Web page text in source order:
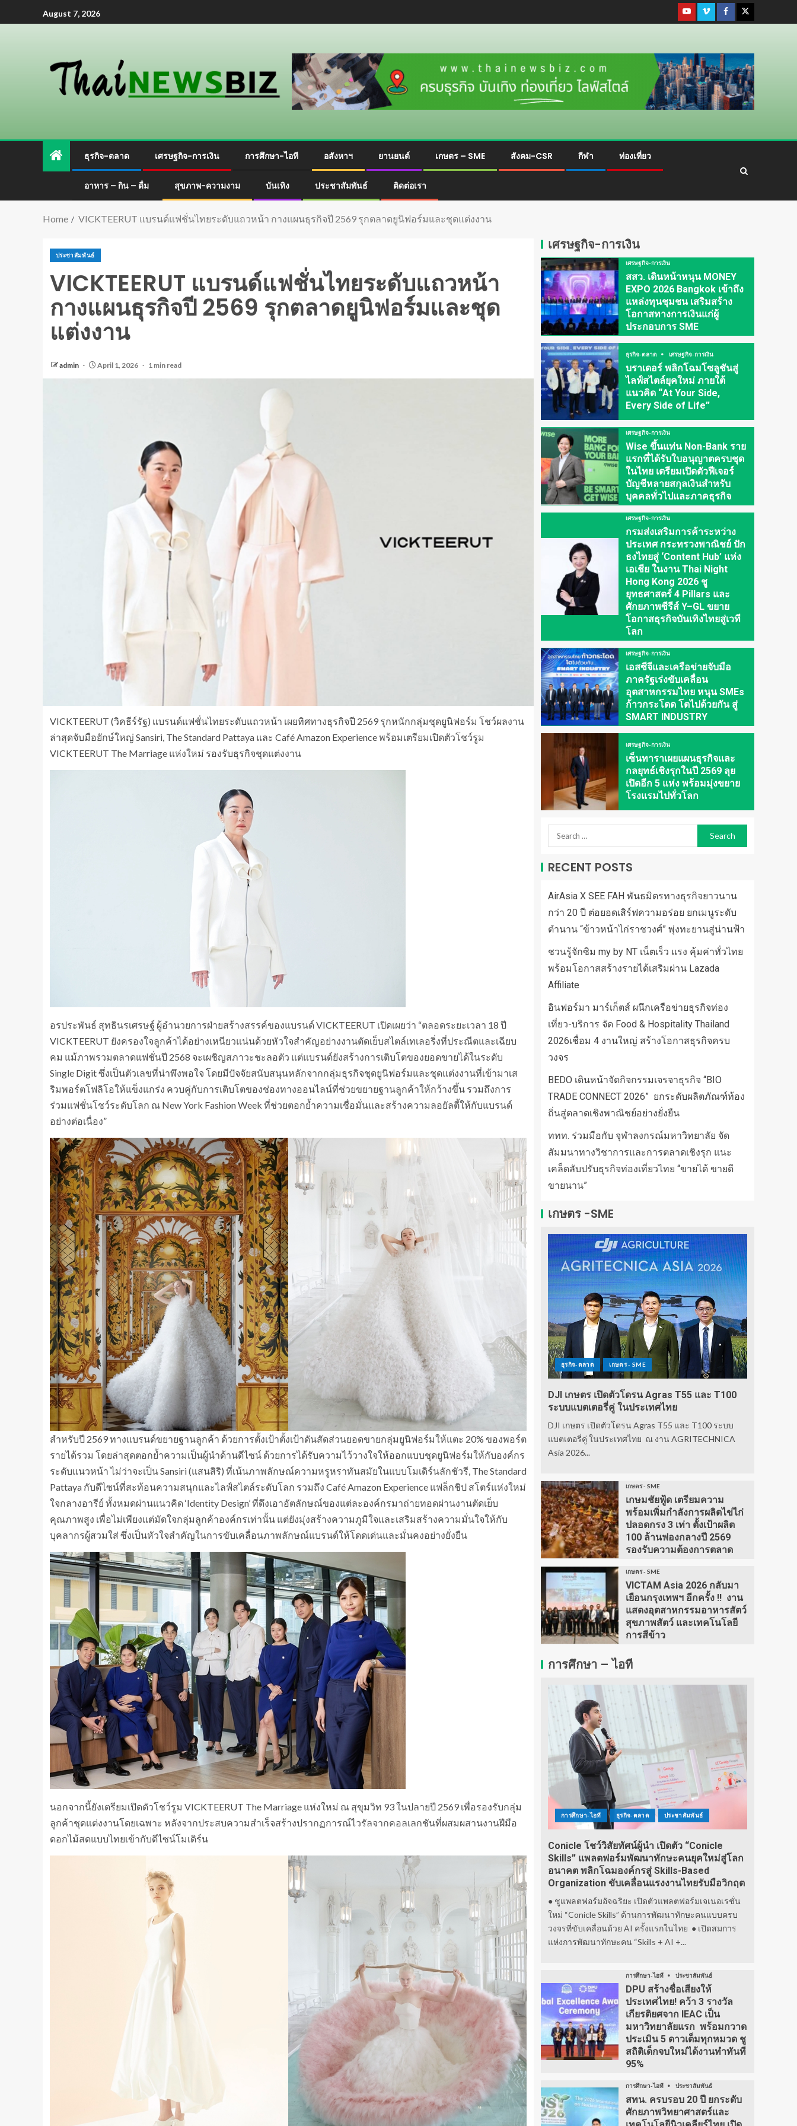
August 7, 2026
ธุรกิจ-ตลาด เศรษฐกิจ-การเงิน การศึกษา-ไอที อสังหาฯ ยานยนต์ เกษตร – SME สังคม-CSR กีฬา ท่องเที่ยว
อาหาร – กิน – ดื่ม สุขภาพ-ความงาม บันเทิง ประชาสัมพันธ์ ติดต่อเรา
Home VICKTEERUT แบรนด์แฟชั่นไทยระดับแถวหน้า กางแผนธุรกิจปี 2569 รุกตลาดยูนิฟอร์มและชุดแต่งงาน
ประชาสัมพันธ์
VICKTEERUT แบรนด์แฟชั่นไทยระดับแถวหน้า
กางแผนธุรกิจปี 2569 รุกตลาดยูนิฟอร์มและชุด
แต่งงาน
admin April 1, 2026 1 min read
VICKTEERUT (วิคธีร์รัฐ) แบรนด์แฟชั่นไทยระดับแถวหน้า เผยทิศทางธุรกิจปี 2569 รุกหนักกลุ่มชุดยูนิฟอร์ม โชว์ผลงาน
ล่าสุดจับมือยักษ์ใหญ่ Sansiri, The Standard Pattaya และ Café Amazon Experience พร้อมเตรียมเปิดตัวโชว์รูม
VICKTEERUT The Marriage แห่งใหม่ รองรับธุรกิจชุดแต่งงาน
อรประพันธ์ สุทธินรเศรษฐ์ ผู้อำนวยการฝ่ายสร้างสรรค์ของแบรนด์ VICKTEERUT เปิดเผยว่า “ตลอดระยะเวลา 18 ปี
VICKTEERUT ยังครองใจลูกค้าได้อย่างเหนียวแน่นด้วยหัวใจสำคัญอย่างงานตัดเย็บสไตล์เทเลอริ่งที่ประณีตและเฉียบ
คม แม้ภาพรวมตลาดแฟชั่นปี 2568 จะเผชิญสภาวะชะลอตัว แต่แบรนด์ยังสร้างการเติบโตของยอดขายได้ในระดับ
Single Digit ซึ่งเป็นตัวเลขที่น่าพึงพอใจ โดยมีปัจจัยสนับสนุนหลักจากกลุ่มธุรกิจชุดยูนิฟอร์มและชุดแต่งงานที่เข้ามาเส
ริมพอร์ตโฟลิโอให้แข็งแกร่ง ควบคู่กับการเติบโตของช่องทางออนไลน์ที่ช่วยขยายฐานลูกค้าให้กว้างขึ้น รวมถึงการ
ร่วมแฟชั่นโชว์ระดับโลก ณ New York Fashion Week ที่ช่วยตอกย้ำความเชื่อมั่นและสร้างความลอยัลตี้ให้กับแบรนด์
อย่างต่อเนื่อง”
สำหรับปี 2569 ทางแบรนด์ขยายฐานลูกค้า ด้วยการตั้งเป้าตั้งเป้าดันสัดส่วนยอดขายกลุ่มยูนิฟอร์มให้แตะ 20% ของพอร์ต
รายได้รวม โดยล่าสุดตอกย้ำความเป็นผู้นำด้านดีไซน์ ด้วยการได้รับความไว้วางใจให้ออกแบบชุดยูนิฟอร์มให้กับองค์กร
ระดับแนวหน้า ไม่ว่าจะเป็น Sansiri (แสนสิริ) ที่เน้นภาพลักษณ์ความหรูหราทันสมัยในแบบโมเดิร์นลักชัวรี, The Standard
Pattaya กับดีไซน์ที่สะท้อนความสนุกและไลฟ์สไตล์ระดับโลก รวมถึง Café Amazon Experience แฟล็กชิป สโตร์แห่งใหม่
ใจกลางอารีย์ ทั้งหมดผ่านแนวคิด ‘Identity Design’ ที่ดึงเอาอัตลักษณ์ของแต่ละองค์กรมาถ่ายทอดผ่านงานตัดเย็บ
คุณภาพสูง เพื่อไม่เพียงแต่มัดใจกลุ่มลูกค้าองค์กรเท่านั้น แต่ยังมุ่งสร้างความภูมิใจและเสริมสร้างความมั่นใจให้กับ
บุคลากรผู้สวมใส่ ซึ่งเป็นหัวใจสำคัญในการขับเคลื่อนภาพลักษณ์แบรนด์ให้โดดเด่นและมั่นคงอย่างยั่งยืน
นอกจากนี้ยังเตรียมเปิดตัวโชว์รูม VICKTEERUT The Marriage แห่งใหม่ ณ สุขุมวิท 93 ในปลายปี 2569 เพื่อรองรับกลุ่ม
ลูกค้าชุดแต่งงานโดยเฉพาะ หลังจากประสบความสำเร็จสร้างปรากฏการณ์ไวรัลจากคอลเลกชันที่ผสมผสานงานฝีมือ
ดอกไม้สดแบบไทยเข้ากับดีไซน์โมเดิร์น
เศรษฐกิจ-การเงิน
เศรษฐกิจ-การเงิน
สสว. เดินหน้าหนุน MONEY
EXPO 2026 Bangkok เข้าถึง
แหล่งทุนชุมชน เสริมสร้าง
โอกาสทางการเงินแก่ผู้
ประกอบการ SME
ธุรกิจ-ตลาด เศรษฐกิจ-การเงิน
บราเดอร์ พลิกโฉมโซลูชันสู่
ไลฟ์สไตล์ยุคใหม่ ภายใต้
แนวคิด “At Your Side,
Every Side of Life”
เศรษฐกิจ-การเงิน
Wise ขึ้นแท่น Non-Bank ราย
แรกที่ได้รับใบอนุญาตครบชุด
ในไทย เตรียมเปิดตัวฟีเจอร์
บัญชีหลายสกุลเงินสำหรับ
บุคคลทั่วไปและภาคธุรกิจ
เศรษฐกิจ-การเงิน
กรมส่งเสริมการค้าระหว่าง
ประเทศ กระทรวงพาณิชย์ ปัก
ธงไทยสู่ ‘Content Hub’ แห่ง
เอเชีย ในงาน Thai Night
Hong Kong 2026 ชู
ยุทธศาสตร์ 4 Pillars และ
ศักยภาพซีรีส์ Y–GL ขยาย
โอกาสธุรกิจบันเทิงไทยสู่เวที
โลก
เศรษฐกิจ-การเงิน
เอสซีจีและเครือข่ายจับมือ
ภาครัฐเร่งขับเคลื่อน
อุตสาหกรรมไทย หนุน SMEs
ก้าวกระโดด โตไปด้วยกัน สู่
SMART INDUSTRY
เศรษฐกิจ-การเงิน
เซ็นทาราเผยแผนธุรกิจและ
กลยุทธ์เชิงรุกในปี 2569 ลุย
เปิดอีก 5 แห่ง พร้อมมุ่งขยาย
โรงแรมไปทั่วโลก
RECENT POSTS
AirAsia X SEE FAH พันธมิตรทางธุรกิจยาวนาน
กว่า 20 ปี ต่อยอดเสิร์ฟความอร่อย ยกเมนูระดับ
ตำนาน “ข้าวหน้าไก่ราชวงศ์” พุ่งทะยานสู่น่านฟ้า
ชวนรู้จักซิม my by NT เน็ตเร็ว แรง คุ้มค่าทั่วไทย
พร้อมโอกาสสร้างรายได้เสริมผ่าน Lazada
Affiliate
อินฟอร์มา มาร์เก็ตส์ ผนึกเครือข่ายธุรกิจท่อง
เที่ยว-บริการ จัด Food & Hospitality Thailand
2026เชื่อม 4 งานใหญ่ สร้างโอกาสธุรกิจครบ
วงจร
BEDO เดินหน้าจัดกิจกรรมเจรจาธุรกิจ “BIO
TRADE CONNECT 2026” ยกระดับผลิตภัณฑ์ท้อง
ถิ่นสู่ตลาดเชิงพาณิชย์อย่างยั่งยืน
ททท. ร่วมมือกับ จุฬาลงกรณ์มหาวิทยาลัย จัด
สัมมนาทางวิชาการและการตลาดเชิงรุก แนะ
เคล็ดลับปรับธุรกิจท่องเที่ยวไทย “ขายได้ ขายดี
ขายนาน”
เกษตร -SME
ธุรกิจ-ตลาด เกษตร - SME
DJI เกษตร เปิดตัวโดรน Agras T55 และ T100
ระบบแบตเตอรี่คู่ ในประเทศไทย
DJI เกษตร เปิดตัวโดรน Agras T55 และ T100 ระบบ
แบตเตอรี่คู่ ในประเทศไทย ณ งาน AGRITECHNICA
Asia 2026...
เกษตร - SME
เกษมชัยฟู้ด เตรียมความ
พร้อมเพิ่มกำลังการผลิตไข่ไก่
ปลอดกรง 3 เท่า ตั้งเป้าผลิต
100 ล้านฟองกลางปี 2569
รองรับความต้องการตลาด
เกษตร - SME
VICTAM Asia 2026 กลับมา
เยือนกรุงเทพฯ อีกครั้ง !! งาน
แสดงอุตสาหกรรมอาหารสัตว์
สุขภาพสัตว์ และเทคโนโลยี
การสีข้าว
การศึกษา – ไอที
การศึกษา-ไอที ธุรกิจ-ตลาด ประชาสัมพันธ์
Conicle โชว์วิสัยทัศน์ผู้นำ เปิดตัว “Conicle
Skills” แพลตฟอร์มพัฒนาทักษะคนยุคใหม่สู่โลก
อนาคต พลิกโฉมองค์กรสู่ Skills-Based
Organization ขับเคลื่อนแรงงานไทยรับมือวิกฤต
● ชูแพลตฟอร์มอัจฉริยะ เปิดตัวแพลตฟอร์มเจเนอเรชั่น
ใหม่ “Conicle Skills” ด้านการพัฒนาทักษะคนแบบครบ
วงจรที่ขับเคลื่อนด้วย AI ครั้งแรกในไทย ● เปิดสมการ
แห่งการพัฒนาทักษะคน “Skills + AI +...
การศึกษา-ไอที ประชาสัมพันธ์
DPU สร้างชื่อเสียงให้
ประเทศไทย! คว้า 3 รางวัล
เกียรติยศจาก IEAC เป็น
มหาวิทยาลัยแรก พร้อมกวาด
ประเมิน 5 ดาวเต็มทุกหมวด ชู
สถิติเด็กจบใหม่ได้งานทำทันที
95%
การศึกษา-ไอที ประชาสัมพันธ์
สทน. ครบรอบ 20 ปี ยกระดับ
ศักยภาพวิทยาศาสตร์และ